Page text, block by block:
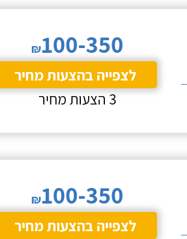
₪100-350
לצפייה בהצעות מחיר
3 הצעות מחיר
₪100-350
לצפייה בהצעות מחיר